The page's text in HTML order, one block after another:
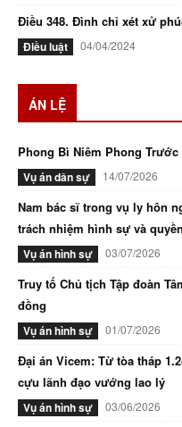
Điều 348. Đình chỉ xét xử
Điều luật 04/04/2024
ÁN LỆ
Phong Bì Niêm Phong Trước
Vụ án dân sự 14/07/2026
Nam bác sĩ trong vụ ly hôn
trách nhiệm hình sự và
Vụ án hình sự 03/07/2026
Truy tố Chủ tịch Tập đoàn
đồng
Vụ án hình sự 01/07/2026
Đại án Vicem: Từ tòa tháp
cựu lãnh đạo vướng lao lý
Vụ án hình sự 03/06/2026